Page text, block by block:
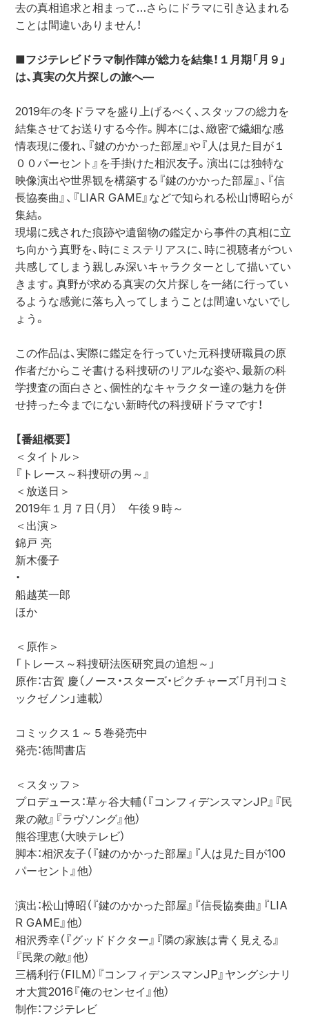
去の真相追求と相まって…さらにドラマに引き込まれる
ことは間違いありません！
■フジテレビドラマ制作陣が総力を結集！１月期「月９」
は、真実の欠片探しの旅へ―
2019年の冬ドラマを盛り上げるべく、スタッフの総力を
結集させてお送りする今作。脚本には、緻密で繊細な感
情表現に優れ、『鍵のかかった部屋』や『人は見た目が１
００パーセント』を手掛けた相沢友子。演出には独特な
映像演出や世界観を構築する『鍵のかかった部屋』、『信
長協奏曲』、『LIAR GAME』などで知られる松山博昭らが
集結。
現場に残された痕跡や遺留物の鑑定から事件の真相に立
ち向かう真野を、時にミステリアスに、時に視聴者がつい
共感してしまう親しみ深いキャラクターとして描いてい
きます。真野が求める真実の欠片探しを一緒に行ってい
るような感覚に落ち入ってしまうことは間違いないでし
ょう。
この作品は、実際に鑑定を行っていた元科捜研職員の原
作者だからこそ書ける科捜研のリアルな姿や、最新の科
学捜査の面白さと、個性的なキャラクター達の魅力を併
せ持った今までにない新時代の科捜研ドラマです！
【番組概要】
＜タイトル＞
『トレース～科捜研の男～』
＜放送日＞
2019年１月７日（月）　午後９時～
＜出演＞
錦戸 亮
新木優子
・
船越英一郎
ほか
＜原作＞
「トレース～科捜研法医研究員の追想～」
原作：古賀 慶（ノース・スターズ・ピクチャーズ「月刊コミ
ックゼノン」連載）
コミックス１～５巻発売中
発売：徳間書店
＜スタッフ＞
プロデュース：草ヶ谷大輔（『コンフィデンスマンJP』『民
衆の敵』『ラヴソング』他）
熊谷理恵（大映テレビ）
脚本：相沢友子（『鍵のかかった部屋』『人は見た目が100
パーセント』他）
演出：松山博昭（『鍵のかかった部屋』『信長協奏曲』『LIA
R GAME』他）
相沢秀幸（『グッドドクター』『隣の家族は青く見える』
『民衆の敵』他）
三橋利行（FILM）『コンフィデンスマンJP』ヤングシナリ
オ大賞2016『俺のセンセイ』他）
制作：フジテレビ